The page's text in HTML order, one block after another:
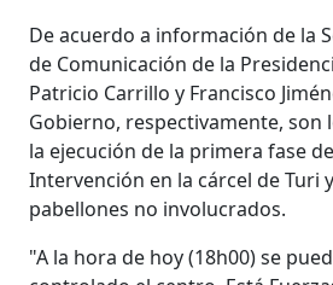
De acuerdo a información de la
de Comunicación de la
Patricio Carrillo y Francisco
Gobierno, respectivamente, son
la ejecución de la primera fase
Intervención en la cárcel de Turi
pabellones no involucrados.
"A la hora de hoy (18h00) se